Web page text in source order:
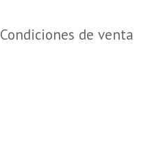
Condiciones de venta